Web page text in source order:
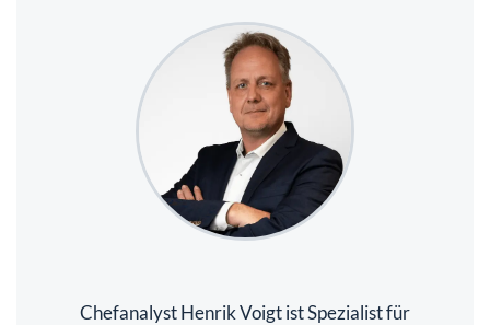
Chefanalyst Henrik Voigt ist Spezialist für